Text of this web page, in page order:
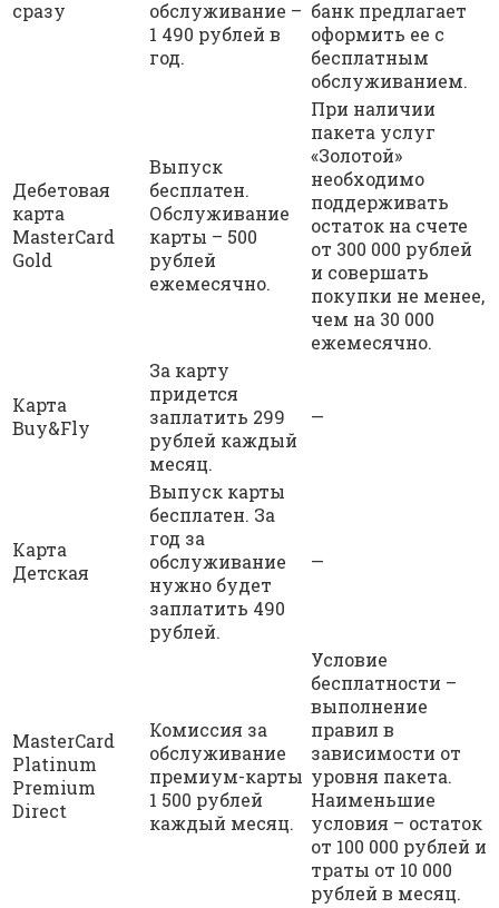
сразу
обслуживание –
1 490 рублей в
год.
банк предлагает
оформить ее с
бесплатным
обслуживанием.
Дебетовая
карта
MasterCard
Gold
Выпуск
бесплатен.
Обслуживание
карты – 500
рублей
ежемесячно.
При наличии
пакета услуг
«Золотой»
необходимо
поддерживать
остаток на счете
от 300 000 рублей
и совершать
покупки не менее,
чем на 30 000
ежемесячно.
Карта
Buy&Fly
За карту
придется
заплатить 299
рублей каждый
месяц.
—
Карта
Детская
Выпуск карты
бесплатен. За
год за
обслуживание
нужно будет
заплатить 490
рублей.
—
MasterCard
Platinum
Premium
Direct
Комиссия за
обслуживание
премиум-карты
1 500 рублей
каждый месяц.
Условие
бесплатности –
выполнение
правил в
зависимости от
уровня пакета.
Наименьшие
условия – остаток
от 100 000 рублей и
траты от 10 000
рублей в месяц.